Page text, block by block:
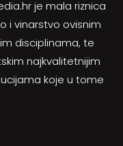
je mala riznica
i vinarstvo ovisnim
disciplinama, te
najkvalitetnijim
koje u tome